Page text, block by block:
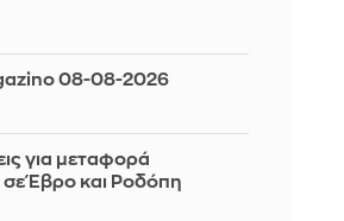
08-08-2026
για μεταφορά
Έβρο και Ροδόπη